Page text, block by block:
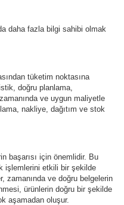
daha fazla bilgi sahibi olmak
tüketim noktasına
doğru planlama,
ve uygun maliyetle
nakliye, dağıtım ve stok
başarısı için önemlidir. Bu
işlemlerini etkili bir şekilde
zamanında ve doğru belgelerin
ürünlerin doğru bir şekilde
aşamadan oluşur.